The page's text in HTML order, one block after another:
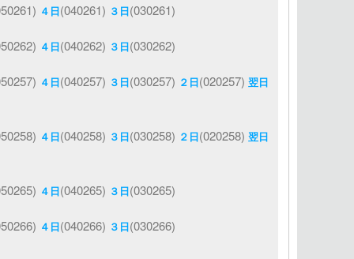
４日(040261) ３日(030261)
４日(040262) ３日(030262)
４日(040257) ３日(030257) ２日(020257) 翌日
４日(040258) ３日(030258) ２日(020258) 翌日
４日(040265) ３日(030265)
４日(040266) ３日(030266)